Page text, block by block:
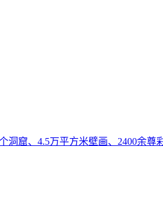
窟、4.5万平方米壁画、2400余